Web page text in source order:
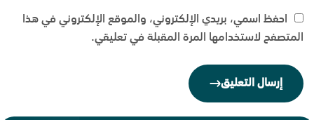
احفظ اسمي، بريدي الإلكتروني، والموقع الإلكتروني في هذا
المتصفح لاستخدامها المرة المقبلة في تعليقي.
إرسال التعليق